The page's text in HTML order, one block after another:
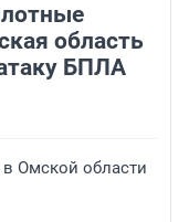
область
БПЛА
Омской области